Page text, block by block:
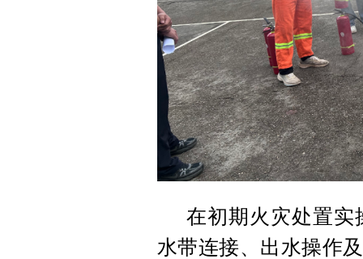
在初期火灾处置实
水带连接、出水操作